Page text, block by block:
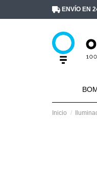
ENVÍO EN
Inicio